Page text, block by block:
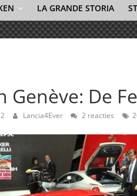
LA GRANDE STORIA
Genève: De
Lancia4Ever 2 reacties